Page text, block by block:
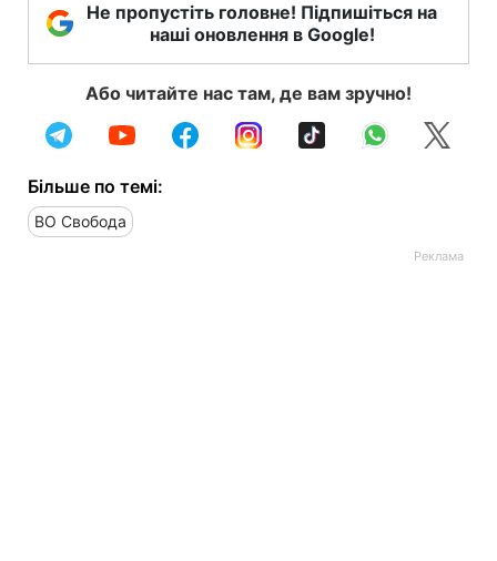
Не пропустіть головне! Підпишіться на
наші оновлення в Google!
Або читайте нас там, де вам зручно!
Більше по темі:
ВО Свобода